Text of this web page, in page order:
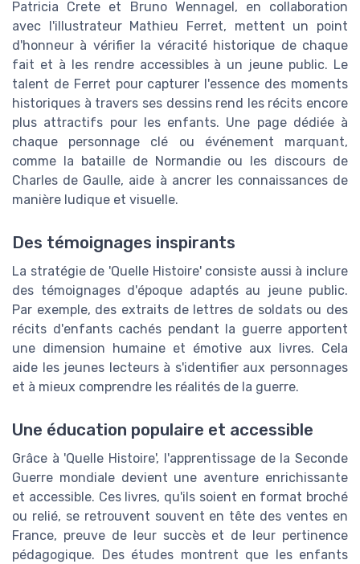
Patricia Crete et Bruno Wennagel, en collaboration
avec l'illustrateur Mathieu Ferret, mettent un point
d'honneur à vérifier la véracité historique de chaque
fait et à les rendre accessibles à un jeune public. Le
talent de Ferret pour capturer l'essence des moments
historiques à travers ses dessins rend les récits encore
plus attractifs pour les enfants. Une page dédiée à
chaque personnage clé ou événement marquant,
comme la bataille de Normandie ou les discours de
Charles de Gaulle, aide à ancrer les connaissances de
manière ludique et visuelle.
Des témoignages inspirants
La stratégie de 'Quelle Histoire' consiste aussi à inclure
des témoignages d'époque adaptés au jeune public.
Par exemple, des extraits de lettres de soldats ou des
récits d'enfants cachés pendant la guerre apportent
une dimension humaine et émotive aux livres. Cela
aide les jeunes lecteurs à s'identifier aux personnages
et à mieux comprendre les réalités de la guerre.
Une éducation populaire et accessible
Grâce à 'Quelle Histoire', l'apprentissage de la Seconde
Guerre mondiale devient une aventure enrichissante
et accessible. Ces livres, qu'ils soient en format broché
ou relié, se retrouvent souvent en tête des ventes en
France, preuve de leur succès et de leur pertinence
pédagogique. Des études montrent que les enfants